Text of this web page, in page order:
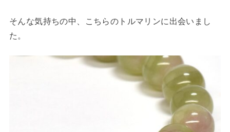
そんな気持ちの中、こちらのトルマリンに出会いまし
た。